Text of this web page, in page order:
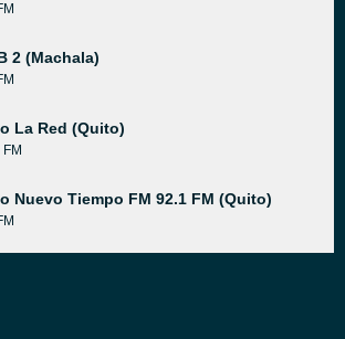
2 (Machala)
La Red (Quito)
Nuevo Tiempo FM 92.1 FM (Quito)